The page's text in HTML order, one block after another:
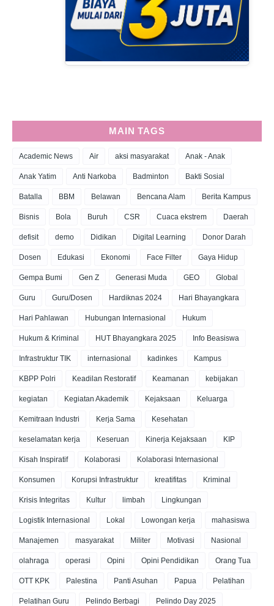
MAIN TAGS
Academic News Air aksi masyarakat Anak - Anak
Anak Yatim Anti Narkoba Badminton Bakti Sosial
Batalla BBM Belawan Bencana Alam Berita Kampus
Bisnis Bola Buruh CSR Cuaca ekstrem Daerah
defisit demo Didikan Digital Learning Donor Darah
Dosen Edukasi Ekonomi Face Filter Gaya Hidup
Gempa Bumi Gen Z Generasi Muda GEO Global
Guru Guru/Dosen Hardiknas 2024 Hari Bhayangkara
Hari Pahlawan Hubungan Internasional Hukum
Hukum & Kriminal HUT Bhayangkara 2025 Info Beasiswa
Infrastruktur TIK internasional kadinkes Kampus
KBPP Polri Keadilan Restoratif Keamanan kebijakan
kegiatan Kegiatan Akademik Kejaksaan Keluarga
Kemitraan Industri Kerja Sama Kesehatan
keselamatan kerja Keseruan Kinerja Kejaksaan KIP
Kisah Inspiratif Kolaborasi Kolaborasi Internasional
Konsumen Korupsi Infrastruktur kreatifitas Kriminal
Krisis Integritas Kultur limbah Lingkungan
Logistik Internasional Lokal Lowongan kerja mahasiswa
Manajemen masyarakat Militer Motivasi Nasional
olahraga operasi Opini Opini Pendidikan Orang Tua
OTT KPK Palestina Panti Asuhan Papua Pelatihan
Pelatihan Guru Pelindo Berbagi Pelindo Day 2025